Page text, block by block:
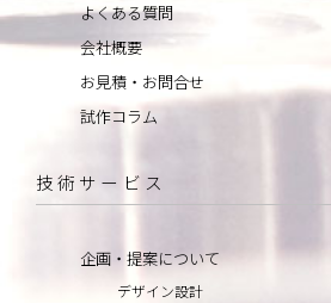
よくある質問
会社概要
お見積・お問合せ
試作コラム
技術サービス
企画・提案について
デザイン設計